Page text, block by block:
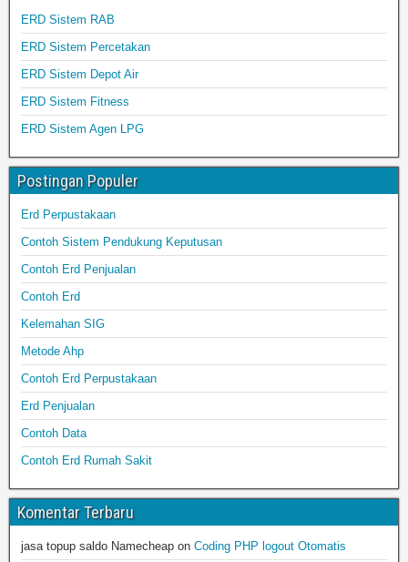
ERD Sistem RAB
ERD Sistem Percetakan
ERD Sistem Depot Air
ERD Sistem Fitness
ERD Sistem Agen LPG
Postingan Populer
Erd Perpustakaan
Contoh Sistem Pendukung Keputusan
Contoh Erd Penjualan
Contoh Erd
Kelemahan SIG
Metode Ahp
Contoh Erd Perpustakaan
Erd Penjualan
Contoh Data
Contoh Erd Rumah Sakit
Komentar Terbaru
jasa topup saldo Namecheap on Coding PHP logout Otomatis